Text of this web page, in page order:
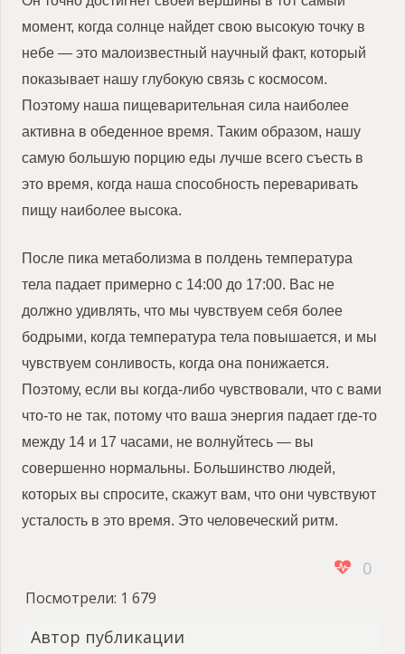
момент, когда солнце найдет свою высокую точку в
небе — это малоизвестный научный факт, который
показывает нашу глубокую связь с космосом.
Поэтому наша пищеварительная сила наиболее
активна в обеденное время. Таким образом, нашу
самую большую порцию еды лучше всего съесть в
это время, когда наша способность переваривать
пищу наиболее высока.
После пика метаболизма в полдень температура
тела падает примерно с 14:00 до 17:00. Вас не
должно удивлять, что мы чувствуем себя более
бодрыми, когда температура тела повышается, и мы
чувствуем сонливость, когда она понижается.
Поэтому, если вы когда-либо чувствовали, что с вами
что-то не так, потому что ваша энергия падает где-то
между 14 и 17 часами, не волнуйтесь — вы
совершенно нормальны. Большинство людей,
которых вы спросите, скажут вам, что они чувствуют
усталость в это время. Это человеческий ритм.
0
Посмотрели: 1 679
Автор публикации